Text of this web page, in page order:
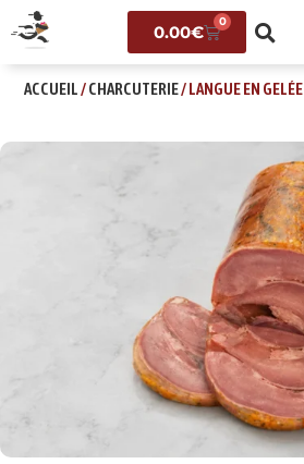
0.00€
0
ACCUEIL/CHARCUTERIE/ LANGUE EN GELÉE